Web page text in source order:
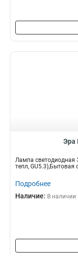
Эра
Лампа светодиодная
тепл, GU5.3),Бытовая
Подробнее
Наличие: В наличии